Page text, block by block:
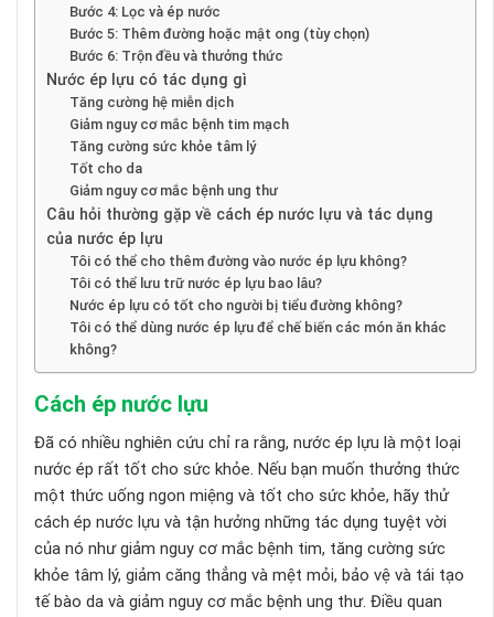
Bước 4: Lọc và ép nước
Bước 5: Thêm đường hoặc mật ong (tùy chọn)
Bước 6: Trộn đều và thưởng thức
Nước ép lựu có tác dụng gì
Tăng cường hệ miễn dịch
Giảm nguy cơ mắc bệnh tim mạch
Tăng cường sức khỏe tâm lý
Tốt cho da
Giảm nguy cơ mắc bệnh ung thư
Câu hỏi thường gặp về cách ép nước lựu và tác dụng
của nước ép lựu
Tôi có thể cho thêm đường vào nước ép lựu không?
Tôi có thể lưu trữ nước ép lựu bao lâu?
Nước ép lựu có tốt cho người bị tiểu đường không?
Tôi có thể dùng nước ép lựu để chế biến các món ăn khác
không?
Cách ép nước lựu
Đã có nhiều nghiên cứu chỉ ra rằng, nước ép lựu là một loại
nước ép rất tốt cho sức khỏe. Nếu bạn muốn thưởng thức
một thức uống ngon miệng và tốt cho sức khỏe, hãy thử
cách ép nước lựu và tận hưởng những tác dụng tuyệt vời
của nó như giảm nguy cơ mắc bệnh tim, tăng cường sức
khỏe tâm lý, giảm căng thẳng và mệt mỏi, bảo vệ và tái tạo
tế bào da và giảm nguy cơ mắc bệnh ung thư. Điều quan